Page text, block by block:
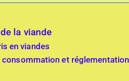
la viande
en viandes
consommation et réglementation